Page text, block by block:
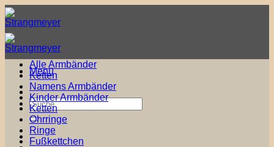
Zum
Inhalt
springen
Menü
Suche
nach:
Alle Armbänder
Ketten
Namens Armbänder
Kinder Armbänder
Ketten
Ohrringe
Ringe
Fußkettchen